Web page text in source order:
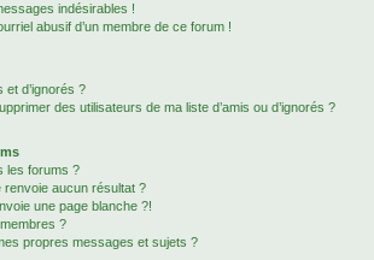
indésirables !
abusif d’un membre de ce forum !
et d’ignorés ?
des utilisateurs de ma liste d’amis ou d’ignorés ?
les forums ?
renvoie aucun résultat ?
une page blanche ?!
?
propres messages et sujets ?